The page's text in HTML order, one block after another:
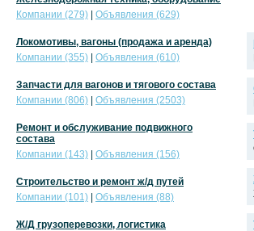
Компании (279)
Объявления (629)
Локомотивы, вагоны (продажа и аренда)
Компании (355)
Объявления (610)
Запчасти для вагонов и тягового состава
Компании (806)
Объявления (2503)
Ремонт и обслуживание подвижного
состава
Компании (143)
Объявления (156)
Строительство и ремонт ж/д путей
Компании (101)
Объявления (88)
Ж/Д грузоперевозки, логистика